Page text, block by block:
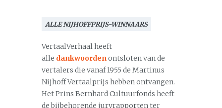
ALLE NIJHOFFPRIJS-WINNAARS
VertaalVerhaal heeft
alle dankwoordenontsloten van de
vertalers die vanaf 1955 de Martinus
Nijhoff Vertaalprijs hebben ontvangen.
Het Prins Bernhard Cultuurfonds heeft
de bijbehorende juryrapporten ter